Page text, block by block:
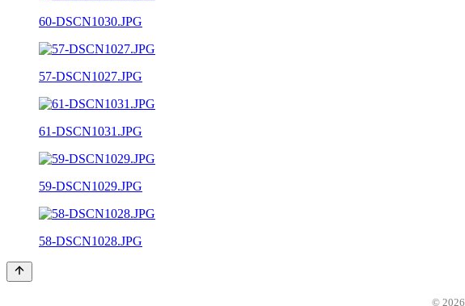
60-DSCN1030.JPG
57-DSCN1027.JPG
61-DSCN1031.JPG
59-DSCN1029.JPG
58-DSCN1028.JPG
© 2026